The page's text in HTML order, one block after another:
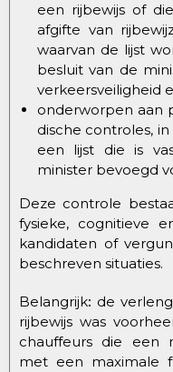
een rijbewijs of
afgifte van
waarvan de lijst
besluit van de
verkeersveiligheid
onderworpen aan
dische controles,
een lijst die is
minister bevoegd
Deze controle
fysieke, cognitieve
kandidaten of
beschreven situaties.
Belangrijk: de
rijbewijs was
chauffeurs die een
met een maximale